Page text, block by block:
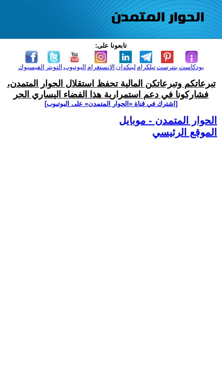
تابعونا على:
الفيسبوك التويتر اليوتيوب الانستغرام لينكدإن تيلكرامبنترست بودكاست
تبرعاتكم وتبرعاتكن المالية تحفظ استقلال الحوار المتمدن،
فشاركونا في دعم استمرارية هذا الفضاء اليساري الحر
[اشترك في قناة ‫«الحوار المتمدن» على اليوتيوب]
الحوار المتمدن - موبايل
الموقع الرئيسي